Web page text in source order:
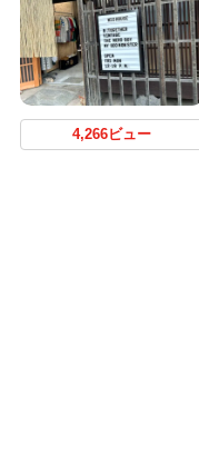
4,266ビュー